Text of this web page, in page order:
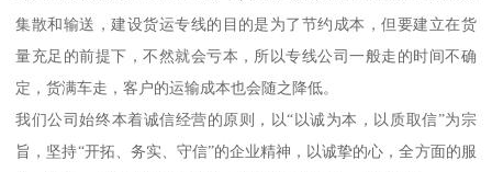
集散和输送，建设货运专线的目的是为了节约成本，但要建立在货
量充足的前提下，不然就会亏本，所以专线公司一般走的时间不确
定，货满车走，客户的运输成本也会随之降低。
我们公司始终本着诚信经营的原则，以“以诚为本，以质取信”为宗
旨，坚持“开拓、务实、守信”的企业精神，以诚挚的心，全方面的服